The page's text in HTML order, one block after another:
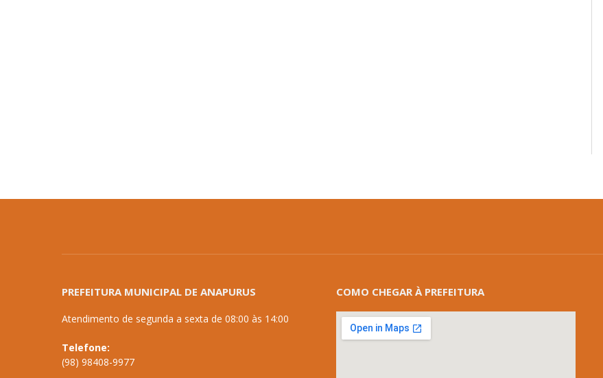
PREFEITURA MUNICIPAL DE ANAPURUS
Atendimento de segunda a sexta de 08:00 às 14:00
Telefone:
(98) 98408-9977
COMO CHEGAR À PREFEITURA